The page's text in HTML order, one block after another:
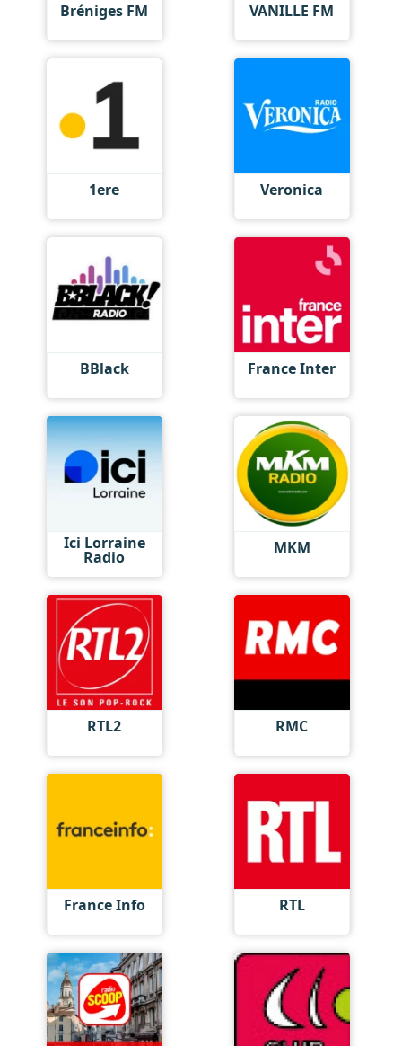
Bréniges FM VANILLE FM
1ere Veronica
BBlack France Inter
Ici Lorraine
Radio MKM
RTL2 RMC
France Info RTL